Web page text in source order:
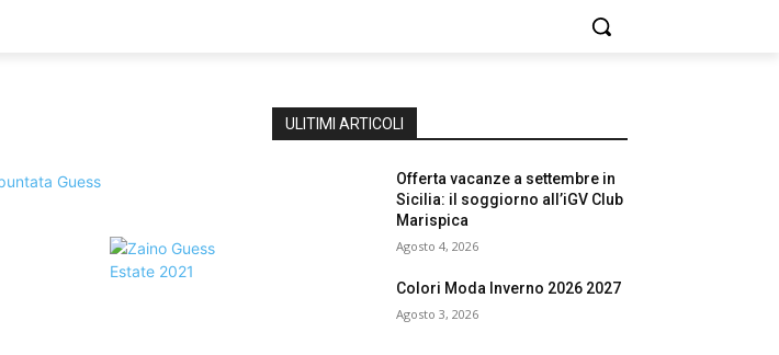
ULITIMI ARTICOLI
Offerta vacanze a settembre in
Sicilia: il soggiorno all’iGV Club
Marispica
Agosto 4, 2026
Colori Moda Inverno 2026 2027
Agosto 3, 2026